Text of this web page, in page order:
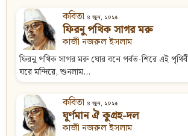
কবিতা ৪ জুন, ২০২৫
ফিরনু পথিক সাগর মরু
কাজী নজরুল ইসলাম
ফিরনু পথিক সাগর মরু ঘোর বনে পর্বত-শিরে এই
ঘরে মন্দিরে, শুনলাম...
কবিতা ৪ জুন, ২০২৫
ঘূর্ণমান ঐ কুগ্রহ-দল
কাজী নজরুল ইসলাম